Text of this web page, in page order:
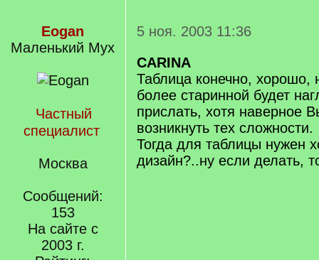
Eogan
Маленький Мух
Частный
специалист
Москва
Сообщений:
153
На сайте с
2003 г.
5 ноя. 2003 11:36
CARINA
Таблица конечно, хорошо,
более старинной будет
прислать, хотя наверное
возникнуть тех сложности.
Тогда для таблицы нужен
дизайн?..ну если делать,